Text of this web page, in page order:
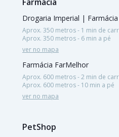
Drogaria Imperial |
Aprox. 350 metros - 1 min de
Aprox. 350 metros - 6 min a pé
ver no mapa
Farmácia FarMelhor
Aprox. 600 metros - 2 min de
Aprox. 600 metros - 10 min a pé
ver no mapa
PetShop